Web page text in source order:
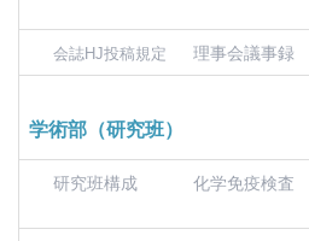
会誌HJ投稿規定 理事会議事録
学術部（研究班）
研究班構成 化学免疫検査